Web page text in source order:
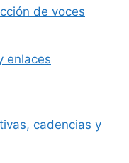
de voces
enlaces
cadencias y